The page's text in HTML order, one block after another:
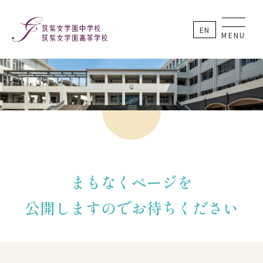
EN
MENU
まもなくページを
公開しますのでお待ちください